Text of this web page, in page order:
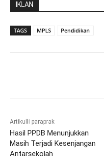
IKLAN
TAGS MPLS Pendidikan
Artikulli paraprak
Hasil PPDB Menunjukkan
Masih Terjadi Kesenjangan
Antarsekolah